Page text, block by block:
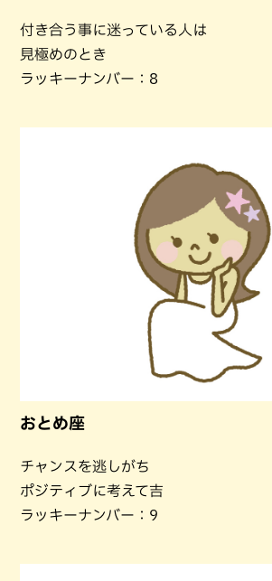
付き合う事に迷っている人は
見極めのとき
ラッキーナンバー：8
おとめ座
チャンスを逃しがち
ポジティブに考えて吉
ラッキーナンバー：9